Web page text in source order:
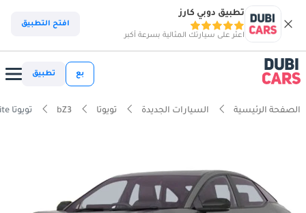
تطبيق دوبي كارز
اعثر على سيارتك المثالية بسرعة أكبر
افتح التطبيق
بع تطبيق
الصفحة الرئيسية السيارات الجديدة تويوتا bZ3 تويوتا bZ3 Elite